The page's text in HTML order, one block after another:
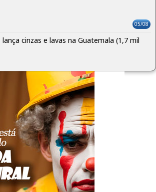
05/08
cinzas e lavas na Guatemala (1,7 mil